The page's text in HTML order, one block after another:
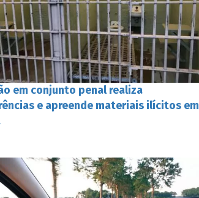
em conjunto penal realiza
e apreende materiais ilícitos em